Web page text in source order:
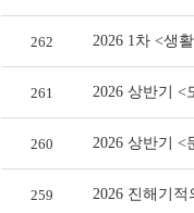
262 2026 1차 <생
261 2026 상반기 <
260 2026 상반기 <
259 2026 진해기